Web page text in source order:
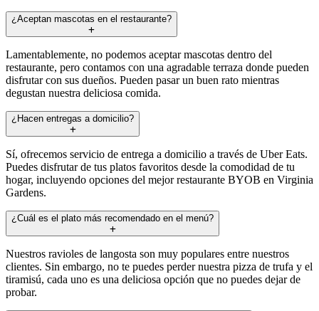
¿Aceptan mascotas en el restaurante?
Lamentablemente, no podemos aceptar mascotas dentro del
restaurante, pero contamos con una agradable terraza donde pueden
disfrutar con sus dueños. Pueden pasar un buen rato mientras
degustan nuestra deliciosa comida.
¿Hacen entregas a domicilio?
Sí, ofrecemos servicio de entrega a domicilio a través de Uber Eats.
Puedes disfrutar de tus platos favoritos desde la comodidad de tu
hogar, incluyendo opciones del mejor restaurante BYOB en Virginia
Gardens.
¿Cuál es el plato más recomendado en el menú?
Nuestros ravioles de langosta son muy populares entre nuestros
clientes. Sin embargo, no te puedes perder nuestra pizza de trufa y el
tiramisú, cada uno es una deliciosa opción que no puedes dejar de
probar.